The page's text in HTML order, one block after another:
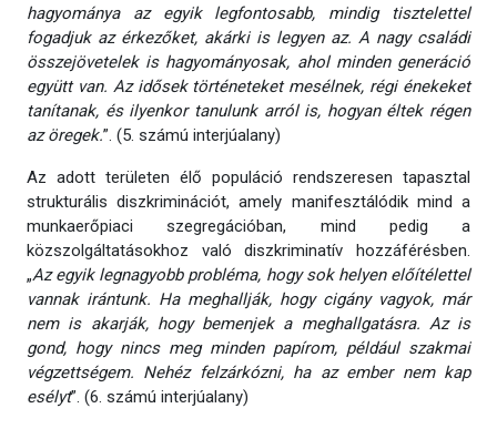
hagyománya az egyik legfontosabb, mindig tisztelettel
fogadjuk az érkezőket, akárki is legyen az. A nagy családi
összejövetelek is hagyományosak, ahol minden generáció
együtt van. Az idősek történeteket mesélnek, régi énekeket
tanítanak, és ilyenkor tanulunk arról is, hogyan éltek régen
az öregek.”. (5. számú interjúalany)
Az adott területen élő populáció rendszeresen tapasztal
strukturális diszkriminációt, amely manifesztálódik mind a
munkaerőpiaci szegregációban, mind pedig a
közszolgáltatásokhoz való diszkriminatív hozzáférésben.
„Az egyik legnagyobb probléma, hogy sok helyen előítélettel
vannak irántunk. Ha meghallják, hogy cigány vagyok, már
nem is akarják, hogy bemenjek a meghallgatásra. Az is
gond, hogy nincs meg minden papírom, például szakmai
végzettségem. Nehéz felzárkózni, ha az ember nem kap
esélyt”. (6. számú interjúalany)